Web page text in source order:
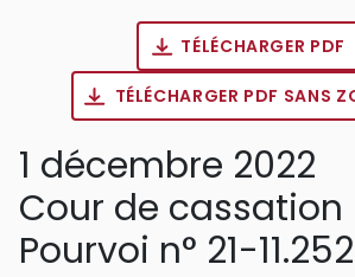
TÉLÉCHARGER PDF
TÉLÉCHARGER PDF SANS
1 décembre 2022
Cour de cassation
Pourvoi n° 21-11.252